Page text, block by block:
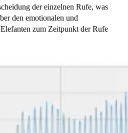
der einzelnen Rufe, was
den emotionalen und
zum Zeitpunkt der Rufe